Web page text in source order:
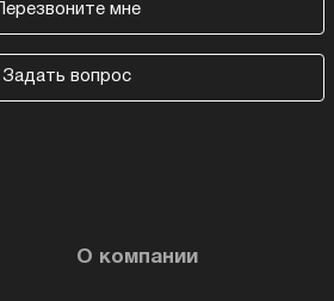
Перезвоните мне
Задать вопрос
О компании